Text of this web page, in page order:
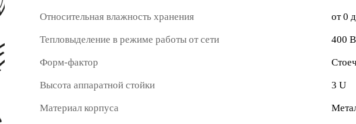
Относительная влажность хранения от 0
Тепловыделение в режиме работы от сети 400
Форм-фактор
Высота аппаратной стойки 3 U
Материал корпуса